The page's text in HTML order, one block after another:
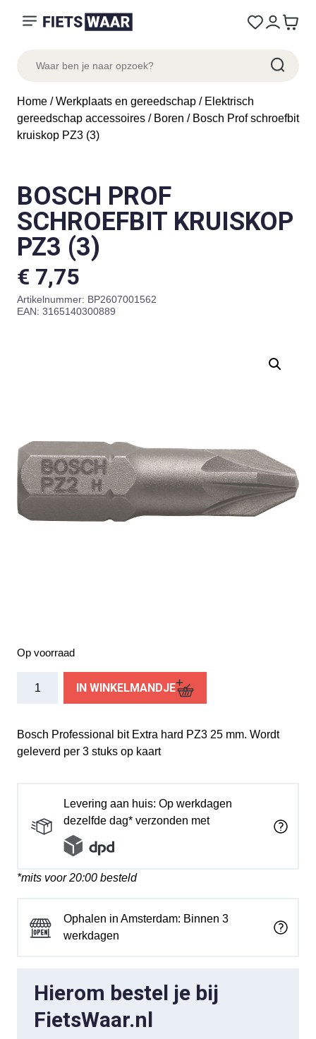
Home /Werkplaats en gereedschap / Elektrisch
gereedschap accessoires / Boren / Bosch Prof schroefbit
kruiskop PZ3 (3)
BOSCH PROF
SCHROEFBIT KRUISKOP
PZ3 (3)
€ 7,75
Artikelnummer: BP2607001562
EAN: 3165140300889
Op voorraad
kruiskop
PZ3
IN WINKELMANDJE
Bosch Professional bit Extra hard PZ3 25 mm. Wordt
geleverd per 3 stuks op kaart
Levering aan huis: Op werkdagen
dezelfde dag* verzonden met
*mits voor 20:00 besteld
Ophalen in Amsterdam: Binnen 3
werkdagen
Hierom bestel je bij
FietsWaar.nl